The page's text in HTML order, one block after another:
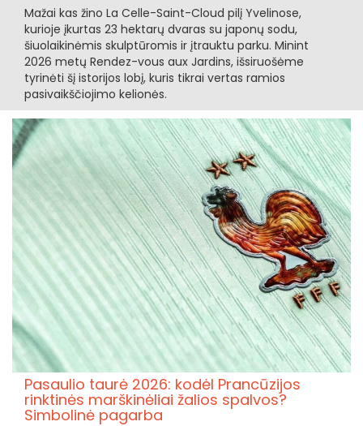
Mažai kas žino La Celle-Saint-Cloud pilį Yvelinose,
kurioje įkurtas 23 hektarų dvaras su japonų sodu,
šiuolaikinėmis skulptūromis ir įtrauktu parku. Minint
2026 metų Rendez-vous aux Jardins, išsiruošėme
tyrinėti šį istorijos lobį, kuris tikrai vertas ramios
pasivaikščiojimo kelionės.
Pasaulio taurė 2026: kodėl Prancūzijos
rinktinės marškinėliai žalios spalvos?
Simbolinė pagarba